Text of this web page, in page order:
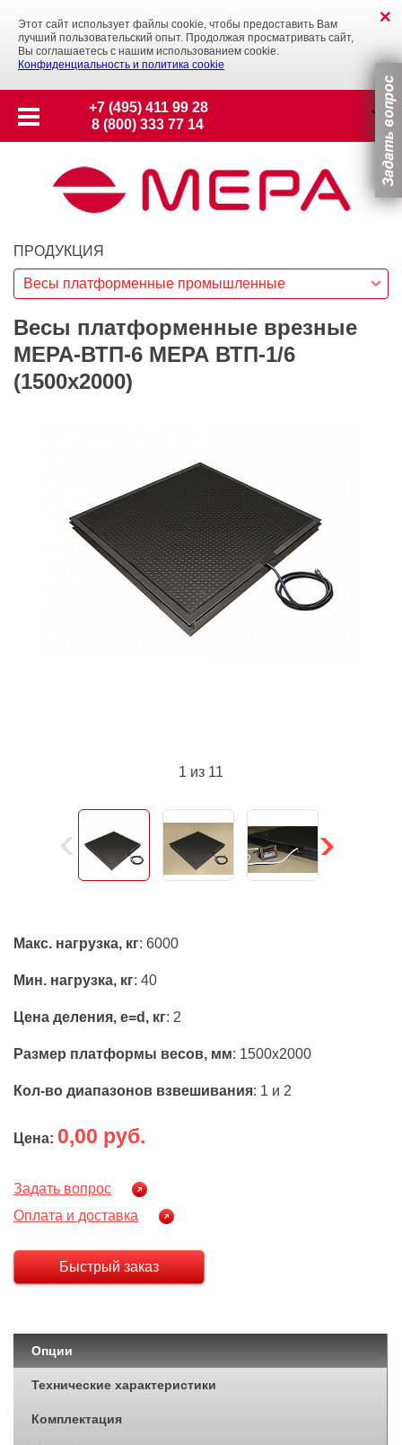
Этот сайт использует файлы cookie, чтобы предоставить Вам
лучший пользовательский опыт. Продолжая просматривать сайт,
Вы соглашаетесь с нашим использованием cookie.
Конфиденциальность и политика cookie
+7 (495) 411 99 28
8 (800) 333 77 14
ПРОДУКЦИЯ
Весы платформенные промышленные
Весы платформенные врезные
МЕРА-ВТП-6 МЕРА ВТП-1/6
(1500х2000)
1 из 11
Макс. нагрузка, кг: 6000
Мин. нагрузка, кг: 40
Цена деления, e=d, кг: 2
Размер платформы весов, мм: 1500х2000
Кол-во диапазонов взвешивания: 1 и 2
Цена: 0,00 руб.
Задать вопрос
Оплата и доставка
Быстрый заказ
Опции
Технические характеристики
Комплектация